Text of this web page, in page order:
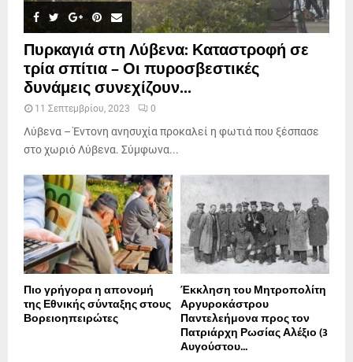
Πυρκαγιά στη Λύβενα: Καταστροφή σε
τρία σπίτια – Οι πυροσβεστικές
δυνάμεις συνεχίζουν...
11 Σεπτεμβρίου, 2023 0
Λύβενα – Έντονη ανησυχία προκαλεί η φωτιά που ξέσπασε
στο χωριό Λύβενα. Σύμφωνα...
Πιο γρήγορα η απονοµή
της Εθνικής σύνταξης στους
Βορειοηπειρώτες
Έκκληση του Μητροπολίτη
Αργυροκάστρου
Παντελεήμονα προς τον
Πατριάρχη Ρωσίας Αλέξιο (3
Αυγούστου...